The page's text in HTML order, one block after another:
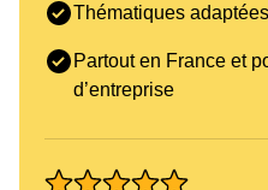
Thématiques
Partout en France et
d’entreprise